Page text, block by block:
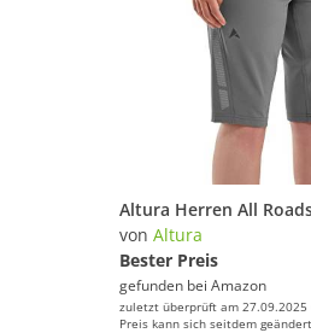
von Altura
Bester Preis
gefunden bei Amazon
zuletzt überprüft am 27.09.2025
Preis kann sich seitdem